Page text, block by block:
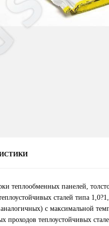
теплообменных панелей,
теплоустойчивых сталей типа
с максимальной
проходов теплоустойчивых